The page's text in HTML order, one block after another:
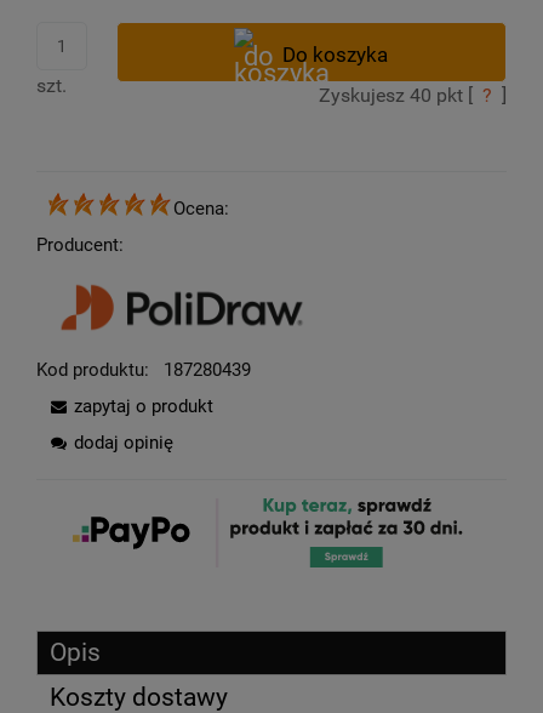
szt. Zyskujesz 40 pkt [ ? ]
Ocena:
Producent:
Kod produktu:
187280439
zapytaj o produkt
dodaj opinię
Opis
Koszty dostawy